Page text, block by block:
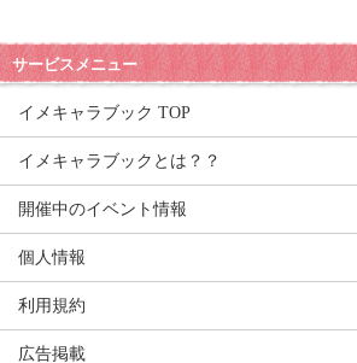
サービスメニュー
イメキャラブック TOP
イメキャラブックとは？？
開催中のイベント情報
個人情報
利用規約
広告掲載